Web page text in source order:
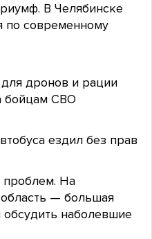
В Челябинске
по современному
дронов и рации
бойцам СВО
ездил без прав
На
— большая
обсудить наболевшие